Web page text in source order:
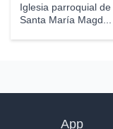
Iglesia parroquial de
Santa María Magd...
App